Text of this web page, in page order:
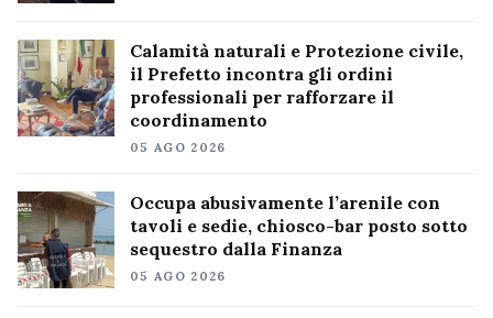
Calamità naturali e Protezione civile,
il Prefetto incontra gli ordini
professionali per rafforzare il
coordinamento
05 AGO 2026
Occupa abusivamente l’arenile con
tavoli e sedie, chiosco-bar posto sotto
sequestro dalla Finanza
05 AGO 2026